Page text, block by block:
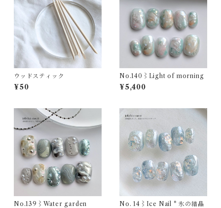
ウッドスティック
¥50
No.140⌇Light of morning
¥5,400
No.139⌇Water garden No. 14⌇Ice Nail * 氷の結晶